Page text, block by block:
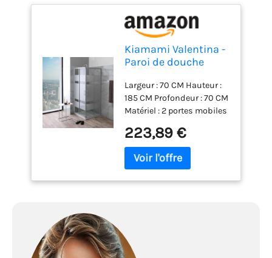
Kiamami Valentina -
Paroi de douche
sérigraphié 4mm
profilé blanc | Venere
Largeur : 70 CM Hauteur :
185 CM Profondeur : 70 CM
Matériel : 2 portes mobiles
sérigraphie. Cadre en
aluminium peint.
Poignées en ABS Finitions
douche 70x70 cm. 4 mm
d'épaisseur. Sérigraphie.
223,89 €